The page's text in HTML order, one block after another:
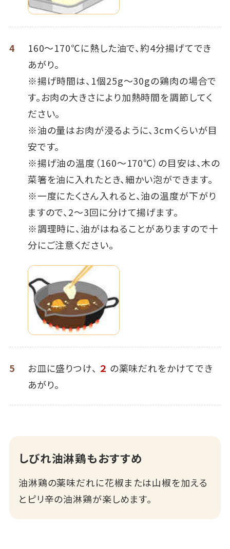
4
160～170℃に熱した油で、約4分揚げてでき
あがり。
※揚げ時間は、1個25g～30gの鶏肉の場合で
す。お肉の大きさにより加熱時間を調節してく
ださい。
※油の量はお肉が浸るように、3cmくらいが目
安です。
※揚げ油の温度（160～170℃）の目安は、木の
菜箸を油に入れたとき、細かい泡ができます。
※一度にたくさん入れると、油の温度が下がり
ますので、2～3回に分けて揚げます。
※調理時に、油がはねることがありますので十
分にご注意ください。
5 お皿に盛りつけ、 ２ の薬味だれをかけてでき
あがり。
しびれ油淋鶏もおすすめ
油淋鶏の薬味だれに花椒または山椒を加える
とピリ辛の油淋鶏が楽しめます。